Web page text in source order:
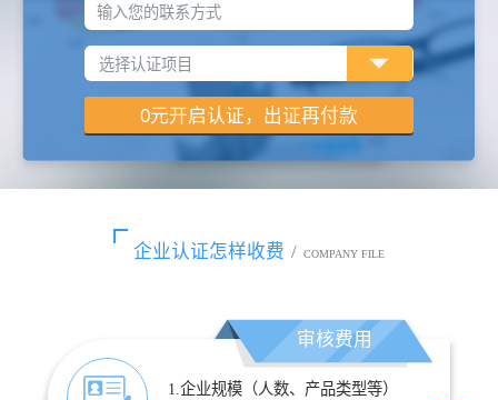
输入您的联系方式
企业认证怎样收费 / COMPANY FILE
审核费用
1.企业规模（人数、产品类型等）